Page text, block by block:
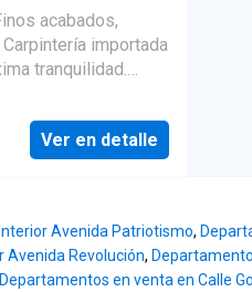
m con amplio
3.35 m x 4.00 m
y
o secadora.
Plaza José
Centro
·Cocina equipada
Estacionamiento·
· Seguridad·Vista
tranquilidad.
techo retráctil -
Ver en detalle
Avenida Patriotismo,
Avenida Revolución,
Departamentos en venta en Calle